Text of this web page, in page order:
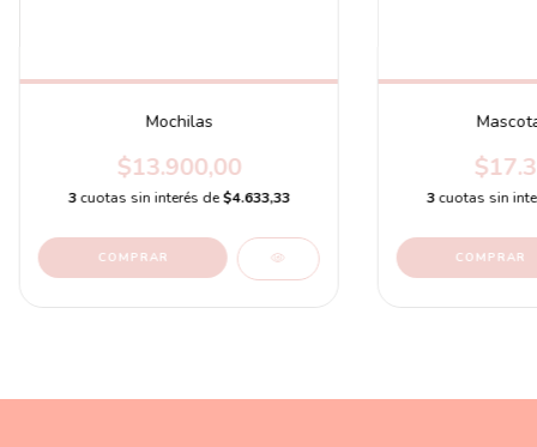
Mochilas
$13.900,00
3cuotas sin interés de$4.633,33
COMPRAR
3 cuotas sin
COMPRAR